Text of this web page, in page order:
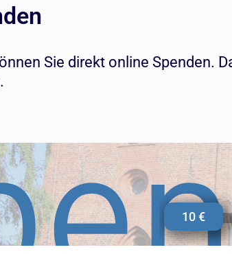
Sie direkt online Spenden.